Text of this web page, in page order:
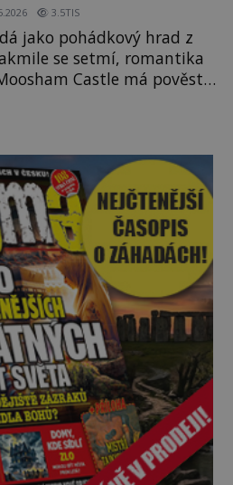
3.5TIS
jako pohádkový hrad z
se setmí, romantika
Castle má pověst
zemi. Lidé tu údajně
chodbách, šeptání ze zdí i
zanechat něco, co se
hrad stojí v